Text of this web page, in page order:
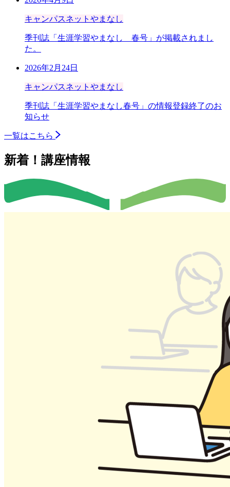
キャンパスネットやまなし
季刊誌「生涯学習やまなし 春号」が掲載されまし
た。
2026年2月24日
キャンパスネットやまなし
季刊誌「生涯学習やまなし春号」の情報登録終了のお
知らせ
一覧はこちら
新着！講座情報